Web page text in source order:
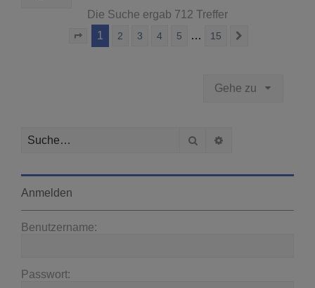
Die Suche ergab 712 Treffer
Seite von 15
1 2 3 4 5 … 15
Gehe zu
Suche
Anmelden
Benutzername:
Passwort: